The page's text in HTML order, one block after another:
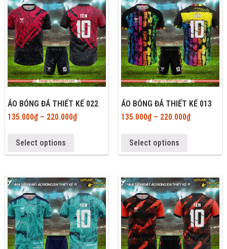
ÁO BÓNG ĐÁ THIẾT KẾ 022
135.000₫– 220.000₫
Select options
ÁO BÓNG ĐÁ THIẾT KẾ 013
135.000₫– 220.000₫
Select options